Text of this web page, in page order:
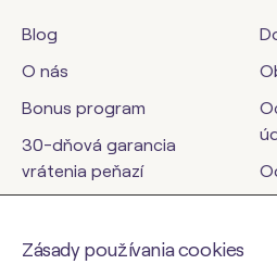
Blog
O nás
Bonus program
30-dňová garancia
vrátenia peňazí
Zásady používania cookies